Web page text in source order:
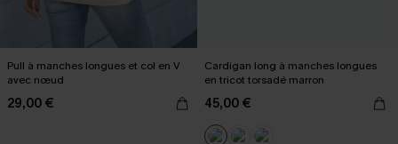
Pull à manches longues et col en V
avec nœud
29,00 €
Cardigan long à manches longues
en tricot torsadé marron
45,00 €